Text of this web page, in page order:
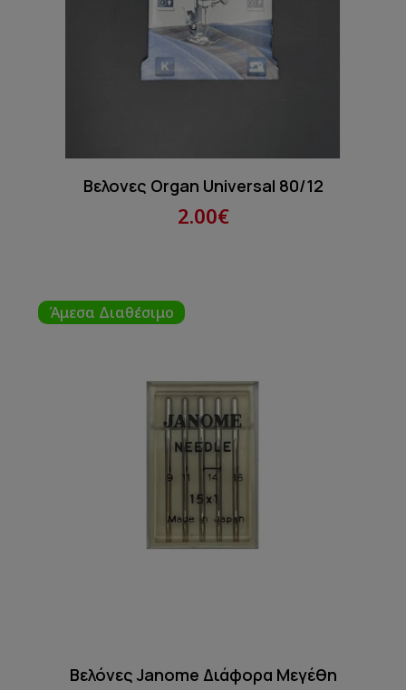
Βελονες Organ Universal 80/12
2.00€
Άμεσα Διαθέσιμο
Βελόνες Janome Διάφορα Μεγέθη